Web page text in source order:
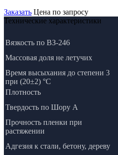
Заказать Цена по запросу
Технические характеристики
Вязкость по ВЗ-246
Массовая доля не летучих
Время высыхания до степени 3
при (20±2) °С
Плотность
Твердость по Шору А
Прочность пленки при
растяжении
Адгезия к стали, бетону, дереву